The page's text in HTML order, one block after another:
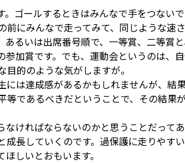
ゴールするときはみんなで手をつない
にみんなで走ってみて、同じような速
るいは出席番号順で、一等賞、二等賞
加賞です。でも、運動会というのは、
的のような気がしますが。
は達成感があるかもしれませんが、結
であるべきだということで、その結果
ければならないのかと思うことだって
長していくのです。過保護に走りやす
しいとおもいます。